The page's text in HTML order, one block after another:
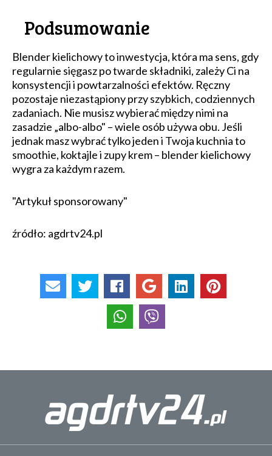
Podsumowanie
Blender kielichowy to inwestycja, która ma sens, gdy
regularnie sięgasz po twarde składniki, zależy Ci na
konsystencji i powtarzalności efektów. Ręczny
pozostaje niezastąpiony przy szybkich, codziennych
zadaniach. Nie musisz wybierać między nimi na
zasadzie „albo-albo" – wiele osób używa obu. Jeśli
jednak masz wybrać tylko jeden i Twoja kuchnia to
smoothie, koktajle i zupy krem – blender kielichowy
wygra za każdym razem.
"Artykuł sponsorowany"
źródło: agdrtv24.pl